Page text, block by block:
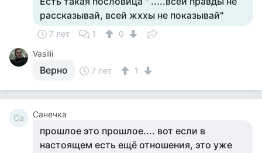
рассказывай, всей жххы не показывай"
7 лет 1
0
Vasilii
Верно 7 лет 1
Са Санечка
прошлое это прошлое.... вот если в
настоящем есть ещё отношения, это уже